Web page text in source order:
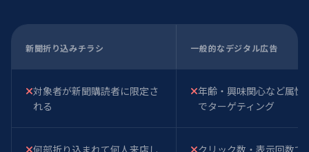
新聞折り込みチラシ 一般的なデジタル広告
対象者が新聞購読者に限定さ
れる
年齢・興味関心など属性
でターゲティング
何部折り込まれて何人来店し
クリック数・表示回数で